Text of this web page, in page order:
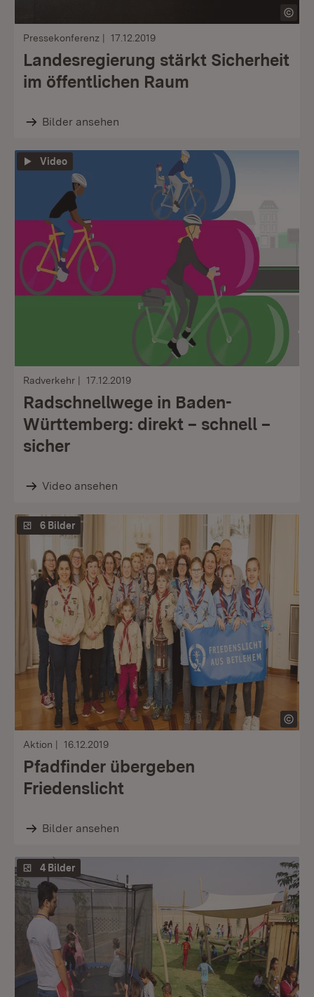
Pressekonferenz 17.12.2019
Landesregierung stärkt Sicherheit
im öffentlichen Raum
Bilder ansehen
Video
Radverkehr 17.12.2019
Radschnellwege in Baden-
Württemberg: direkt – schnell –
sicher
Video ansehen
6 Bilder
Aktion 16.12.2019
Pfadfinder übergeben
Friedenslicht
Bilder ansehen
4 Bilder